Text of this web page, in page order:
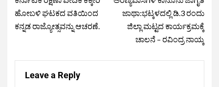
ಹೋಬಳಿ ಘಟಕದ ವತಿಯಿಂದ
ಕನ್ನಡ ರಾಜ್ಯೋತ್ಸವನ್ನು ಆಚರಣೆ.
ಜಾಥಾ:ಭಟ್ಕಳದಲ್ಲಿ ಡಿ.3 ರಂದು
ಜಿಲ್ಲಾ ಮಟ್ಟದ ಕಾರ್ಯಕ್ರಮಕ್ಕೆ
ಚಾಲನೆ – ರವಿಂದ್ರ ನಾಯ್ಕ
Leave a Reply